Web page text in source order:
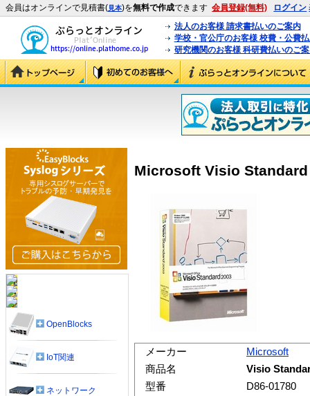
会員はオンラインで見積書(見本)を無料で作成できます 会員登録(無料) ログイン
法人のお客様 請求書払いのご案内
学校・官公庁のお客様 校費・公費
研究機関のお客様 科研費払いのご
Microsoft Visio Standard
メーカー
Microsoft
商品名
Visio
型番
D86-01780
OpenBlocks
IoT関連
ネットワーク